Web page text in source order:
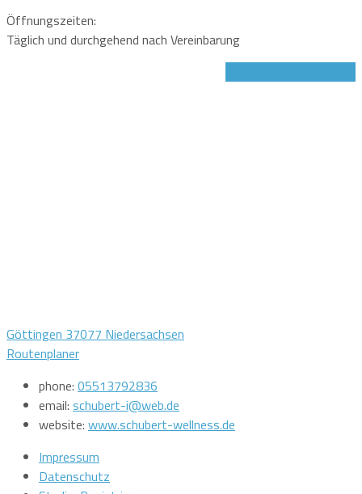
Öffnungszeiten:
Täglich und durchgehend nach Vereinbarung
Göttingen 37077 Niedersachsen
Routenplaner
phone: 05513792836
email: schubert-i@web.de
website: www.schubert-wellness.de
Impressum
Datenschutz